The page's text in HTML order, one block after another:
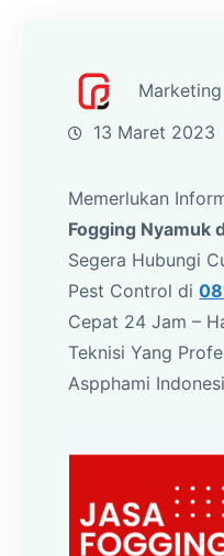
13 Maret 2023
Memerlukan
Fogging Nyamuk
Segera Hubungi
Pest Control di
Cepat 24 Jam –
Teknisi Yang
Aspphami